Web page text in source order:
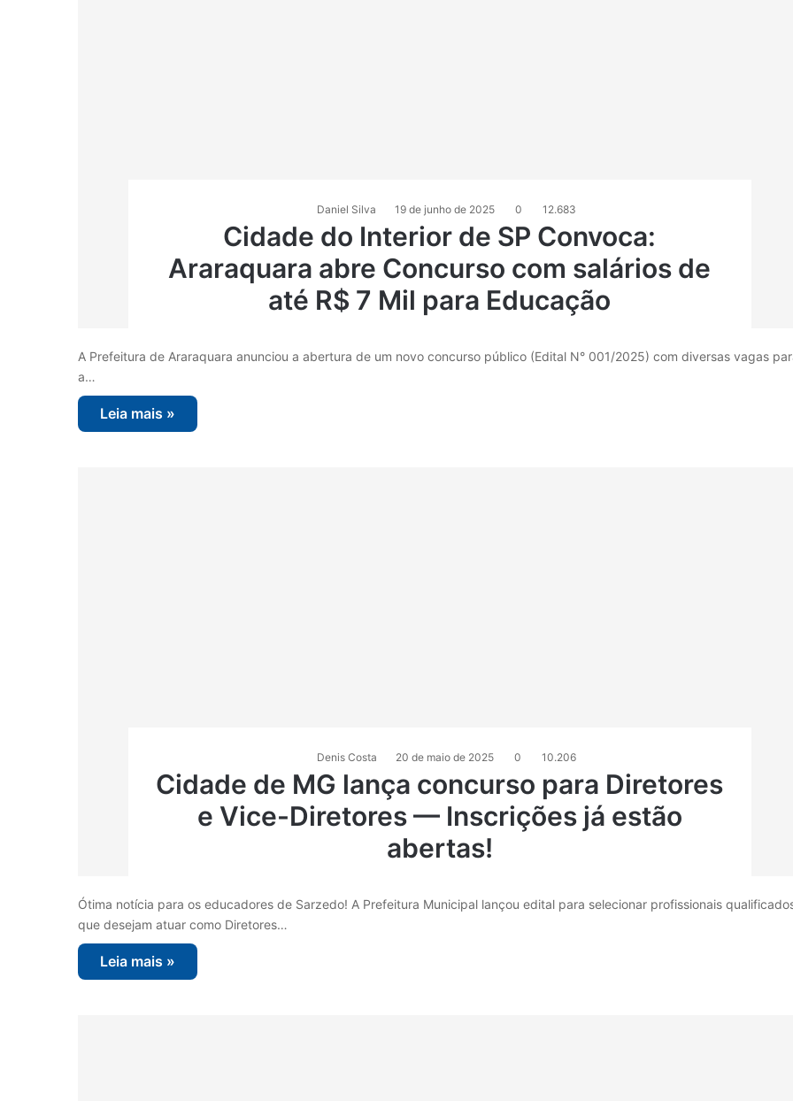
Daniel Silva 19 de junho de 2025 0 12.683
Cidade do Interior de SP Convoca:
Araraquara abre Concurso com salários de
até R$ 7 Mil para Educação
A Prefeitura de Araraquara anunciou a abertura de um novo concurso público (Edital N° 001/2025) com diversas vagas
a…
Leia mais »
Denis Costa 20 de maio de 2025 0 10.206
Cidade de MG lança concurso para Diretores
e Vice-Diretores — Inscrições já estão
abertas!
Ótima notícia para os educadores de Sarzedo! A Prefeitura Municipal lançou edital para selecionar profissionais
que desejam atuar como Diretores…
Leia mais »